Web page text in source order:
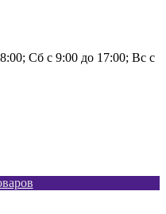
Сб с 9:00 до 17:00; Вс с